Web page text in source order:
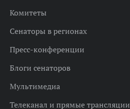
Комитеты
Сенаторы в регионах
Пресс-конференции
Блоги сенаторов
Мультимедиа
Телеканал и прямые трансляции